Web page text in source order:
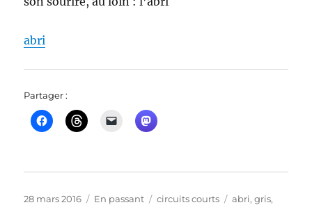
abri
Partager :
Publié
28 mars 2016 Format
En passant Catégories
circuits courts Étiquettes
abri,gris,